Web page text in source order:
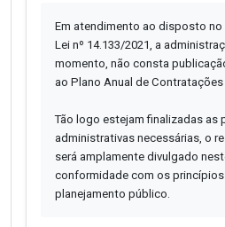
Em atendimento ao disposto no
Lei nº 14.133/2021, a
momento, não consta
ao Plano Anual de
Tão logo estejam finalizadas as
administrativas necessárias, o
será amplamente divulgado
conformidade com os
planejamento público.